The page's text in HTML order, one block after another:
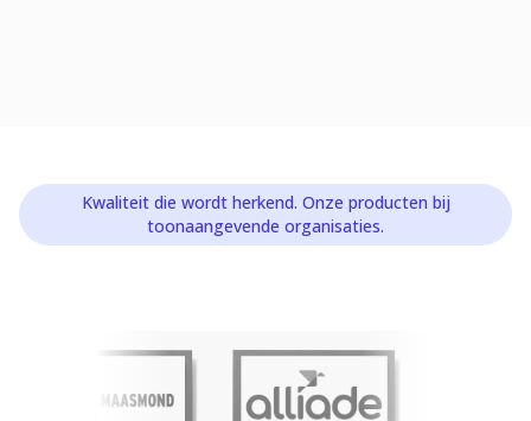
Kwaliteit die wordt herkend. Onze producten bij
toonaangevende organisaties.